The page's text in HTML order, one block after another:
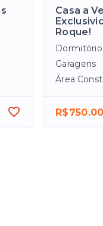
Casa a
Roque!
Garagens
Área